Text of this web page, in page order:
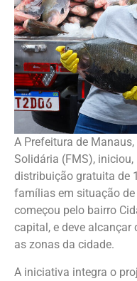
A Prefeitura de
Solidária (FMS),
distribuição gratuita de
famílias em situação
começou pelo bairro
capital, e deve
as zonas da cidade.
A iniciativa integra o